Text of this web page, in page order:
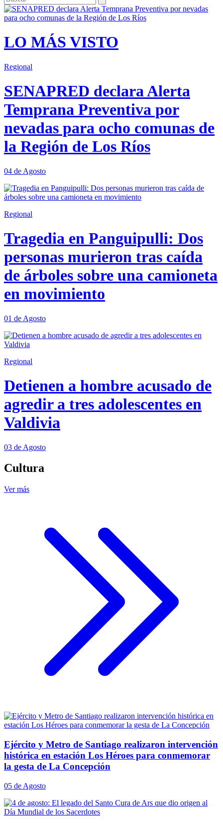
LO MÁS VISTO
Regional
SENAPRED declara Alerta
Temprana Preventiva por
nevadas para ocho comunas de
la Región de Los Ríos
04 de Agosto
Regional
Tragedia en Panguipulli: Dos
personas murieron tras caída
de árboles sobre una camioneta
en movimiento
01 de Agosto
Regional
Detienen a hombre acusado de
agredir a tres adolescentes en
Valdivia
03 de Agosto
Cultura
Ver más
Ejército y Metro de Santiago realizaron intervención
histórica en estación Los Héroes para conmemorar
la gesta de La Concepción
05 de Agosto